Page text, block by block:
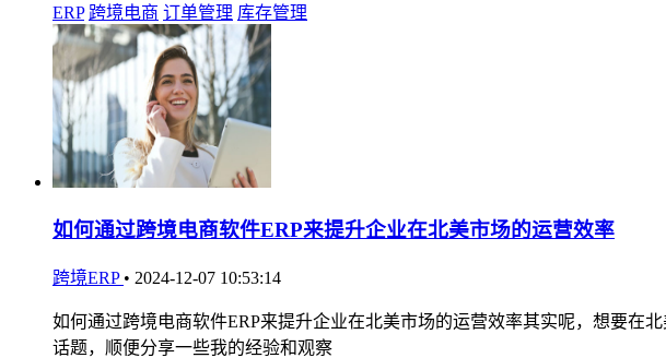
ERP 跨境电商 订单管理 库存管理
如何通过跨境电商软件ERP来提升企业在北美市场的运营效率
跨境ERP • 2024-12-07 10:53:14
如何通过跨境电商软件ERP来提升企业在北美市场的运营效率其实呢，想要在
话题，顺便分享一些我的经验和观察